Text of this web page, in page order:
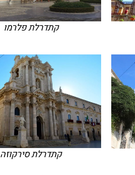
קתדרלת פלרמו
קתדרלת סירקוזה